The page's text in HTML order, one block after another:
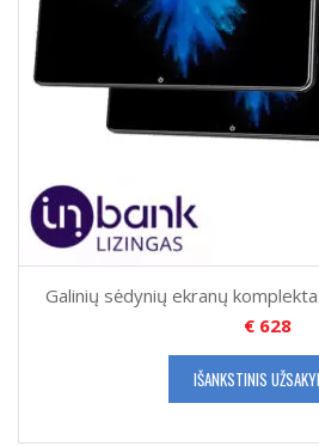
Galinių sėdynių ekranų
€ 628
IŠANKSTINIS